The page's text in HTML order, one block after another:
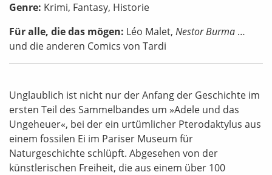
Genre: Krimi, Fantasy, Historie
Für alle, die das mögen: Léo Malet, Nestor Burma …
und die anderen Comics von Tardi
Unglaublich ist nicht nur der Anfang der Geschichte im
ersten Teil des Sammelbandes um »Adele und das
Ungeheuer«, bei der ein urtümlicher Pterodaktylus aus
einem fossilen Ei im Pariser Museum für
Naturgeschichte schlüpft. Abgesehen von der
künstlerischen Freiheit, die aus einem über 100